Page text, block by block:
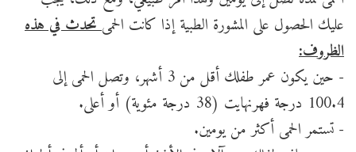
عليك الحصول على المشورة الطبية إذا كانت الحمىتحدث في هذه
الظروف:
- حين يكون عمر طفلك أقل من 3 أشهر، وتصل الحمى إلى
100.4 درجة فهرنهايت (38 درجة مئوية) أو أعلى.
- تستمر الحمى أكثر من يومين.